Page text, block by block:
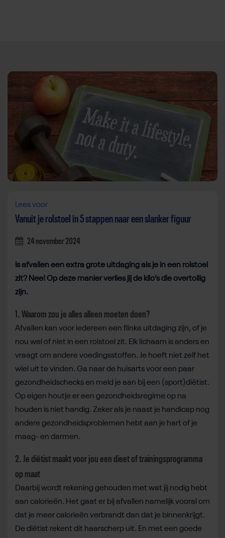
Direct door naar content
Lees voor
Vanuit je rolstoel in 5 stappen naar een slanker figuur
24 november 2024
Is afvallen een extra grote uitdaging als je in een rolstoel
zit? Nee! Op deze manier verlies jij de kilo’s die overtollig
zijn.
1. Waarom zou je alles alleen moeten doen?
Afvallen kan voor iedereen een flinke uitdaging zijn, of je
nou wel of niet in een rolstoel zit. Elk lichaam is anders en
vraagt om andere voedingsstoffen. Je hoeft niet zelf het
wiel uit te vinden. Ga naar de huisarts voor een paar
gezondheidschecks en meld je aan bij een (sport)diëtist.
Op eigen houtje er een gezondheidsregime op na
houden is niet handig. Zeker als je naast je handicap nog
andere gezondheidsproblemen hebt aan je hart of je
maag- en darmen.
2. Je diëtist maakt voor jou een dieet of trainingsprogramma
op maat
Daarbij wordt rekening gehouden met wat jij nodig hebt
aan calorieën. Het gaat er bij afvallen namelijk vooral om
dat je meer calorieën verbrandt dan dat je binnenkrijgt.
De diëtist rekent dit haarscherp uit. En met een goede